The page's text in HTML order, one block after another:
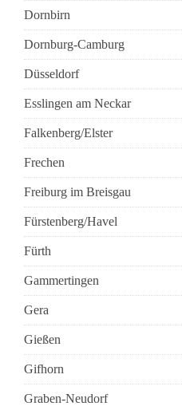
Dornbirn
Dornburg-Camburg
Düsseldorf
Esslingen am Neckar
Falkenberg/Elster
Frechen
Freiburg im Breisgau
Fürstenberg/Havel
Fürth
Gammertingen
Gera
Gießen
Gifhorn
Graben-Neudorf